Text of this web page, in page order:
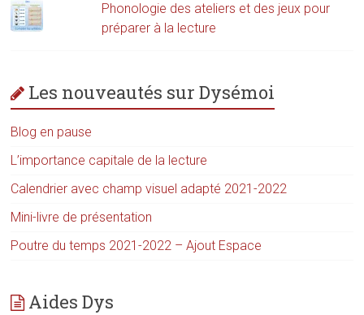
Phonologie des ateliers et des jeux pour
préparer à la lecture
Les nouveautés sur Dysémoi
Blog en pause
L’importance capitale de la lecture
Calendrier avec champ visuel adapté 2021-2022
Mini-livre de présentation
Poutre du temps 2021-2022 – Ajout Espace
Aides Dys